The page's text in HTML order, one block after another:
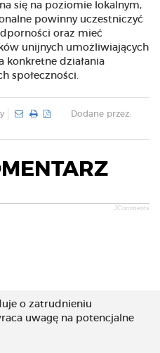
się na poziomie lokalnym,
powinny uczestniczyć
oraz mieć
unijnych umożliwiających
konkretne działania
społeczności.
Dodane przez:
JComments